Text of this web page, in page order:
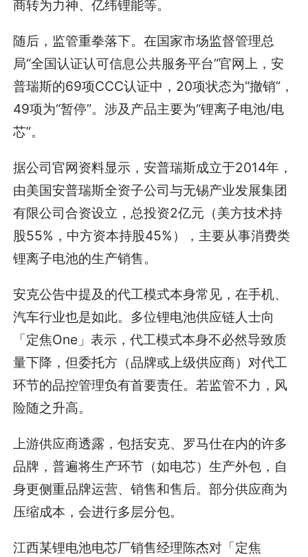
商转为力神、亿纬锂能等。
随后，监管重拳落下。在国家市场监督管理总
局“全国认证认可信息公共服务平台”官网上，安
普瑞斯的69项CCC认证中，20项状态为“撤销”，
49项为“暂停”。涉及产品主要为“锂离子电池/电
芯”。
据公司官网资料显示，安普瑞斯成立于2014年，
由美国安普瑞斯全资子公司与无锡产业发展集团
有限公司合资设立，总投资2亿元（美方技术持
股55%，中方资本持股45%），主要从事消费类
锂离子电池的生产销售。
安克公告中提及的代工模式本身常见，在手机、
汽车行业也是如此。多位锂电池供应链人士向
「定焦One」表示，代工模式本身不必然导致质
量下降，但委托方（品牌或上级供应商）对代工
环节的品控管理负有首要责任。若监管不力，风
险随之升高。
上游供应商透露，包括安克、罗马仕在内的许多
品牌，普遍将生产环节（如电芯）生产外包，自
身更侧重品牌运营、销售和售后。部分供应商为
压缩成本，会进行多层分包。
江西某锂电池电芯厂销售经理陈杰对「定焦